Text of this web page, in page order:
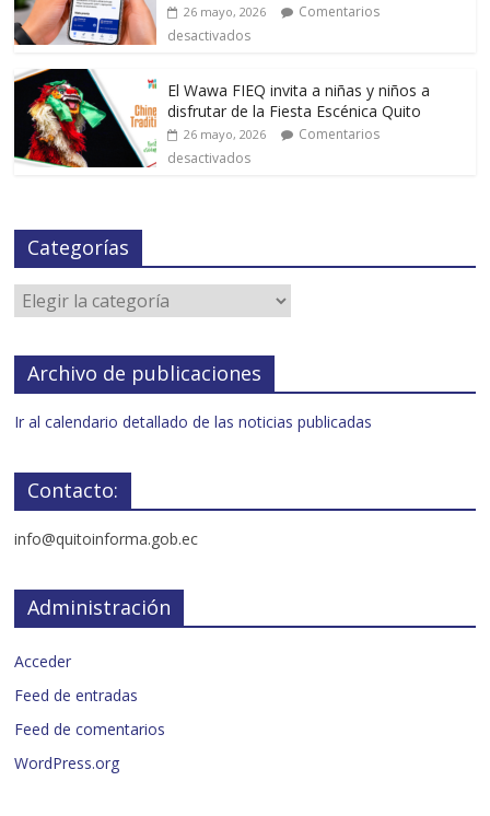
26 mayo, 2026
Comentarios
desactivados
El Wawa FIEQ invita a niñas y niños a
disfrutar de la Fiesta Escénica Quito
26 mayo, 2026
Comentarios
desactivados
Categorías
Archivo de publicaciones
Ir al calendario detallado de las noticias publicadas
Contacto:
info@quitoinforma.gob.ec
Administración
Acceder
Feed de entradas
Feed de comentarios
WordPress.org